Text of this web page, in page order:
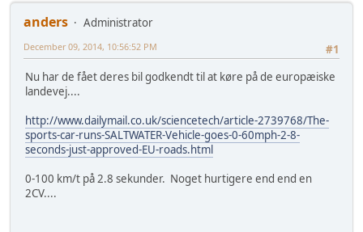
anders
Administrator
#1
December 09, 2014, 10:56:52 PM
Nu har de fået deres bil godkendt til at køre på de europæiske
landevej....
http://www.dailymail.co.uk/sciencetech/article-2739768/The-
sports-car-runs-SALTWATER-Vehicle-goes-0-60mph-2-8-
seconds-just-approved-EU-roads.html
0-100 km/t på 2.8 sekunder. Noget hurtigere end end en
2CV....